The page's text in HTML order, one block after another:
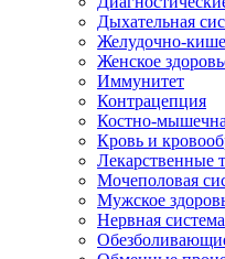
Дыхательная
Желудочно-
Женское
Иммунитет
Контрацепция
Костно-
Кровь и
Лекарственные
Мочеполовая
Мужское
Нервная система